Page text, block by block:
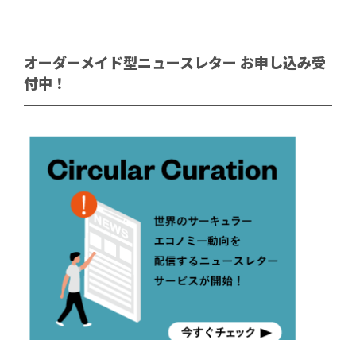
オーダーメイド型ニュースレター お申し込み受
付中！